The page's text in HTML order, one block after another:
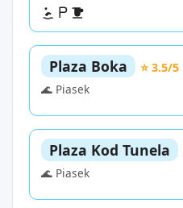
Plaza Boka
⭐ 3.5/5
🌊 Piasek
Plaza Kod Tunela
🌊 Piasek